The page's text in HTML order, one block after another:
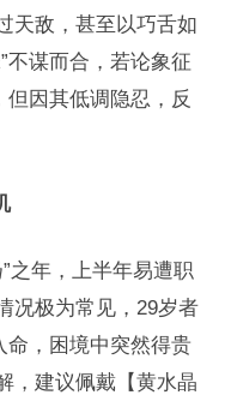
天敌，甚至以巧舌如
不谋而合，若论象征
但因其低调隐忍，反
之年，上半年易遭职
况极为常见，29岁者
命，困境中突然得贵
，建议佩戴【黄水晶